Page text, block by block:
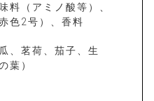
料（アミノ酸等）、
色2号）、香料
、茗荷、茄子、生
葉）